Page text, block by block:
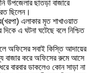
উপজেলার ছাতড়া বাজারে
ছিলেন।
এলাকার মৃত শাখাওয়াত
এ ঘটনা ঘটেছে বলে নিশ্চিত
অফিসের সবাই কিস্তি আদায়ের
বাজার করে অফিসের রুমে আসে
বারবার ডাকলেও কোন সাড়া না